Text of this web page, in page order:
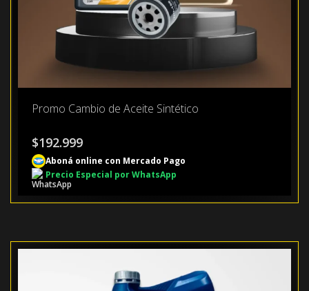
Promo Cambio de Aceite Sintético
$192.999
Aboná online con Mercado Pago
Precio Especial por WhatsApp